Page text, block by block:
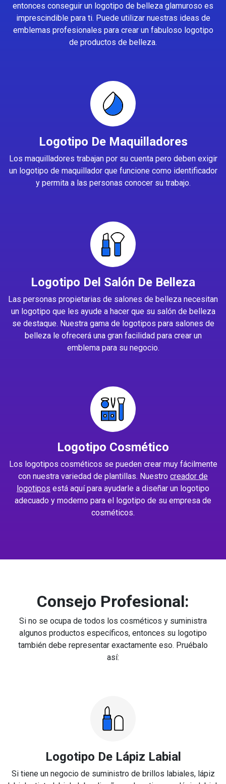
entonces conseguir un logotipo de belleza glamuroso es
imprescindible para ti. Puede utilizar nuestras ideas de
emblemas profesionales para crear un fabuloso logotipo
de productos de belleza.
Logotipo De Maquilladores
Los maquilladores trabajan por su cuenta pero deben exigir
un logotipo de maquillador que funcione como identificador
y permita a las personas conocer su trabajo.
Logotipo Del Salón De Belleza
Las personas propietarias de salones de belleza necesitan
un logotipo que les ayude a hacer que su salón de belleza
se destaque. Nuestra gama de logotipos para salones de
belleza le ofrecerá una gran facilidad para crear un
emblema para su negocio.
Logotipo Cosmético
Los logotipos cosméticos se pueden crear muy fácilmente
con nuestra variedad de plantillas. Nuestro creador de
logotipos está aquí para ayudarle a diseñar un logotipo
adecuado y moderno para el logotipo de su empresa de
cosméticos.
Consejo Profesional:
Si no se ocupa de todos los cosméticos y suministra
algunos productos específicos, entonces su logotipo
también debe representar exactamente eso. Pruébalo
así:
Logotipo De Lápiz Labial
Si tiene un negocio de suministro de brillos labiales, lápiz